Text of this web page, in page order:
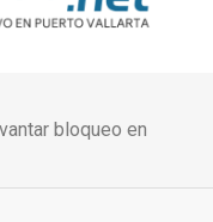
bloqueo en